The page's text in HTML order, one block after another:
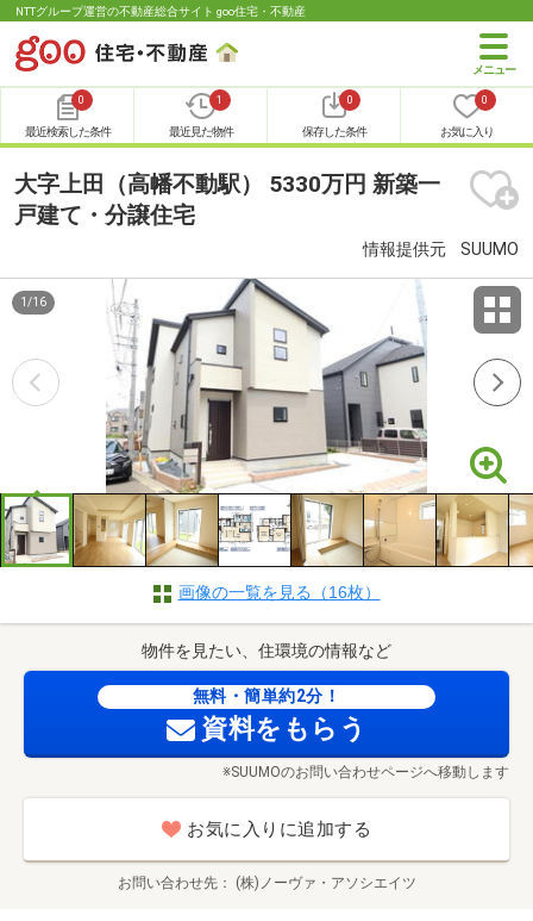
NTTグループ運営の不動産総合サイト goo住宅・不動産
0
最近検索した条件
1
最近見た物件
0
保存した条件
0
お気に入り
大字上田（高幡不動駅） 5330万円 新築一
戸建て・分譲住宅
情報提供元 SUUMO
1 /16
画像の一覧を見る（16枚）
物件を見たい、住環境の情報など
無料・簡単約2分！
資料をもらう
※SUUMOのお問い合わせページへ移動します
お気に入りに追加する
お問い合わせ先 (株)ノーヴァ・アソシエイツ